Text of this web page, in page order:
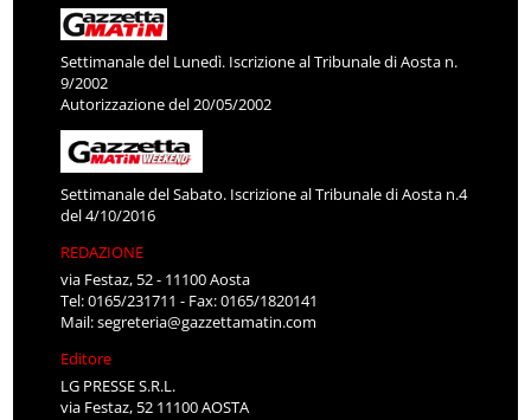
Settimanale del Lunedì. Iscrizione al Tribunale di Aosta n.
9/2002
Autorizzazione del 20/05/2002
Settimanale del Sabato. Iscrizione al Tribunale di Aosta n.4
del 4/10/2016
REDAZIONE
via Festaz, 52 - 11100 Aosta
Tel: 0165/231711 - Fax: 0165/1820141
Mail:segreteria@gazzettamatin.com
Editore
LG PRESSE S.R.L.
via Festaz, 52 11100 AOSTA